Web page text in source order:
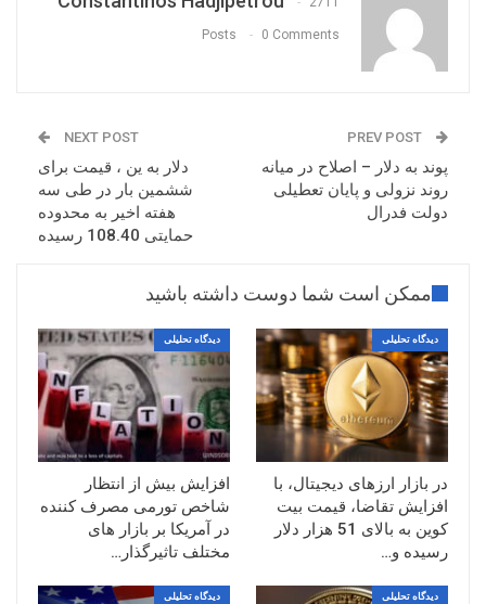
Posts 0 Comments
پوند به دلار – اصلاح در میانه
روند نزولی و پایان تعطیلی
دولت فدرال
NEXT POST
دلار به ین ، قیمت برای
ششمین بار در طی سه
هفته اخیر به محدوده
حمایتی 108.40 رسیده
ممکن است شما دوست داشته باشید
دیدگاه تحلیلی
در بازار ارزهای دیجیتال، با
افزایش تقاضا، قیمت بیت
کوین به بالای 51 هزار دلار
رسیده و…
دیدگاه تحلیلی
افزایش بیش از انتظار
شاخص تورمی مصرف کننده
در آمریکا بر بازار های
مختلف تاثیرگذار…
دیدگاه تحلیلی دیدگاه تحلیلی